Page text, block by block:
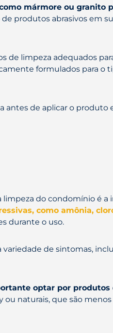
mármore ou granito
de produtos abrasivos em
de limpeza adequados
formulados para o
de aplicar o produto
do condomínio é a
como amônia,
durante o uso.
de sintomas,
optar por produtos
ou naturais, que são